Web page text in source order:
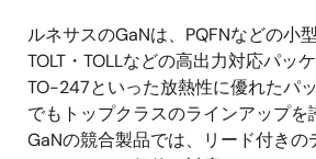
ルネサスのGaNは、PQFNなどの小
TOLT・TOLLなどの高出力対応パッ
TO-247といった放熱性に優れたパ
でもトップクラスのラインアップを
GaNの競合製品では、リード付きの